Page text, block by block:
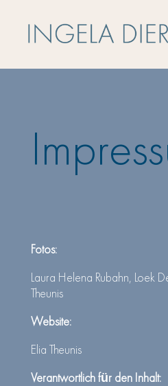
Fotos:
Laura Helena Rubahn, Loek
Theunis
Website:
Elia Theunis
Verantwortlich für den Inhalt: